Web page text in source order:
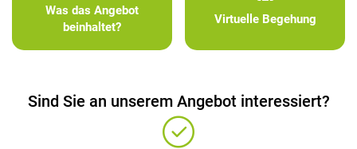
Was das Angebot
beinhaltet?
Virtuelle Begehung
Sind Sie an unserem Angebot interessiert?